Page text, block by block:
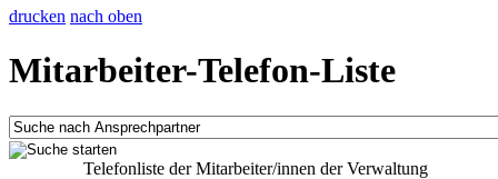
drucken nach oben
Mitarbeiter-Telefon-Liste
Telefonliste der Mitarbeiter/innen der Verwaltung